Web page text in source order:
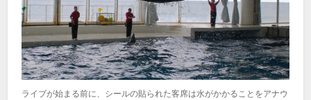
ライブが始まる前に、シールの貼られた客席は水がかかることをアナウ